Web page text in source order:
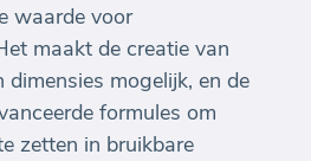
waarde voor
maakt de creatie van
dimensies mogelijk, en de
formules om
zetten in bruikbare